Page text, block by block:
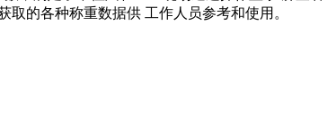
的各种称重数据供 工作人员参考和使用。